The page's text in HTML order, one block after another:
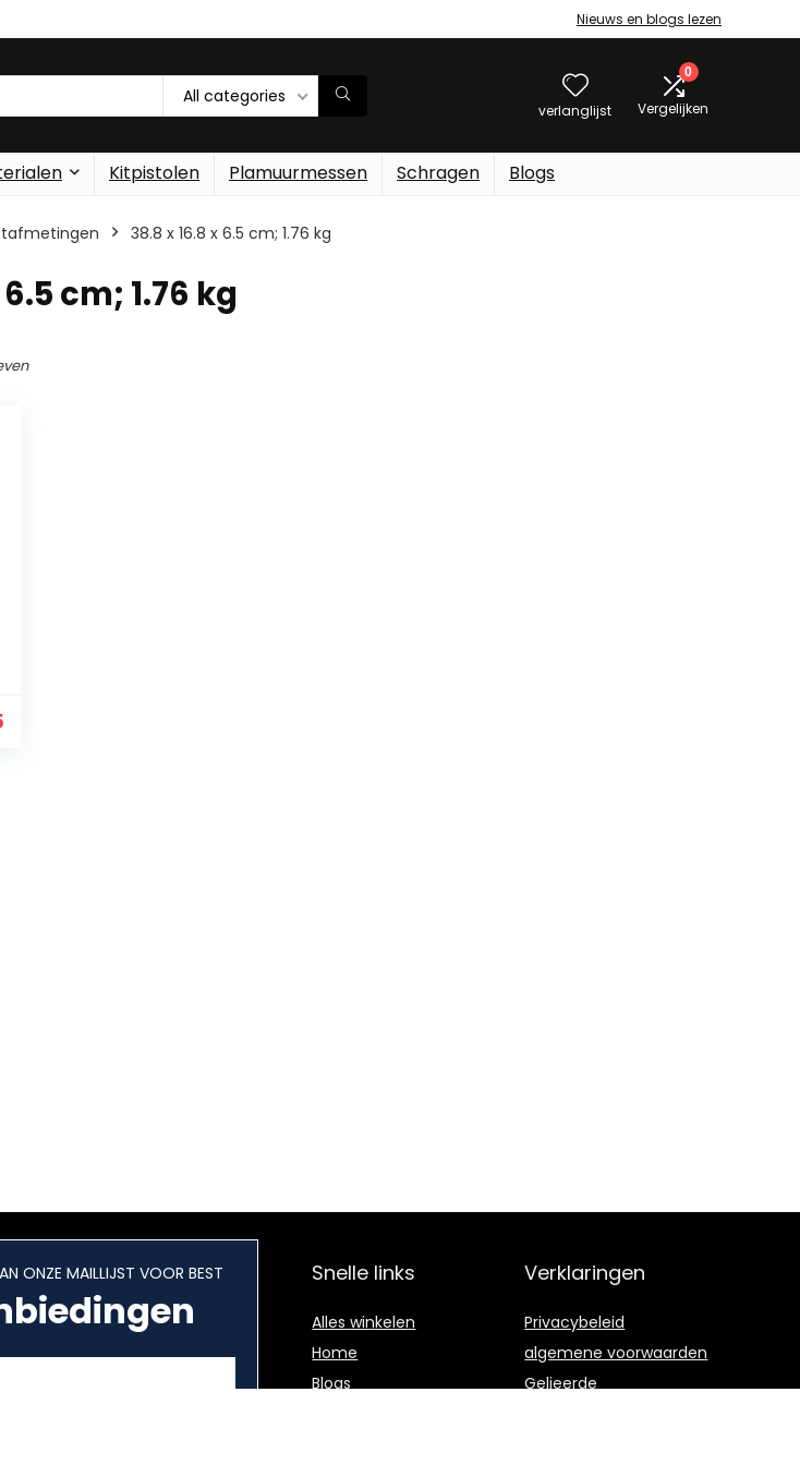
Nieuws en blogs lezen
All categories
verlanglijst
0
Vergelijken
Kitpistolen Plamuurmessen Schragen Blogs
‎38.8 x 16.8 x 6.5 cm; 1.76 kg
cm; 1.76 kg
ONZE MAILLIJST VOOR BEST Snelle links
Alles winkelen
Home
Blogs
Verklaringen
Privacybeleid
algemene voorwaarden
Gelieerde